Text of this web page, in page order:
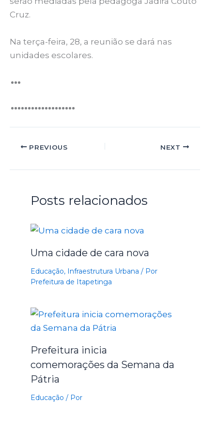
Cruz.
Na terça-feira, 28, a reunião se dará nas
unidades escolares.
PREVIOUS NEXT
Posts relacionados
Uma cidade de cara nova
Educação, Infraestrutura Urbana / Por
Prefeitura de Itapetinga
Prefeitura inicia
comemorações da Semana da
Pátria
Educação / Por